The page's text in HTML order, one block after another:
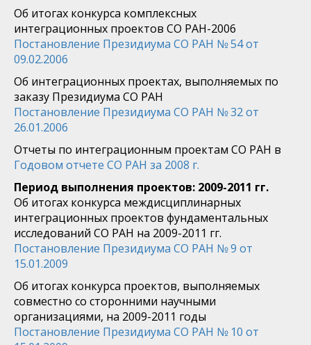
Об итогах конкурса комплексных
интеграционных проектов СО РАН-2006
Постановление Президиума СО РАН № 54 от
09.02.2006
Об интеграционных проектах, выполняемых по
заказу Президиума СО РАН
Постановление Президиума СО РАН № 32 от
26.01.2006
Отчеты по интеграционным проектам СО РАН в
Годовом отчете СО РАН за 2008 г.
Период выполнения проектов: 2009-2011 гг.
Об итогах конкурса междисциплинарных
интеграционных проектов фундаментальных
исследований СО РАН на 2009-2011 гг.
Постановление Президиума СО РАН № 9 от
15.01.2009
Об итогах конкурса проектов, выполняемых
совместно со сторонними научными
организациями, на 2009-2011 годы
Постановление Президиума СО РАН № 10 от